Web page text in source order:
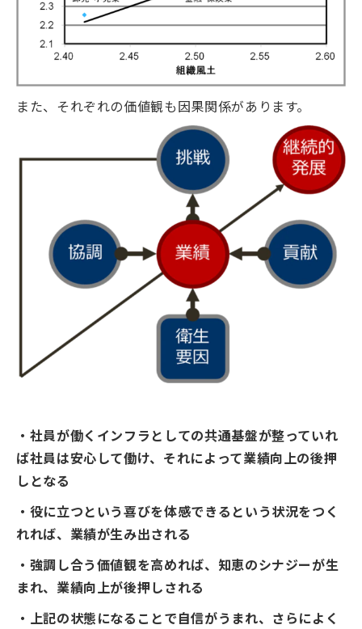
また、それぞれの価値観も因果関係があります。
・社員が働くインフラとしての共通基盤が整っていれ
ば社員は安心して働け、それによって業績向上の後押
しとなる
・役に立つという喜びを体感できるという状況をつく
れれば、業績が生み出される
・強調し合う価値観を高めれば、知恵のシナジーが生
まれ、業績向上が後押しされる
・上記の状態になることで自信がうまれ、さらによく